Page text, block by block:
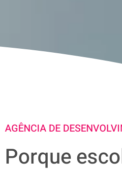
AGÊNCIA DE
Porque